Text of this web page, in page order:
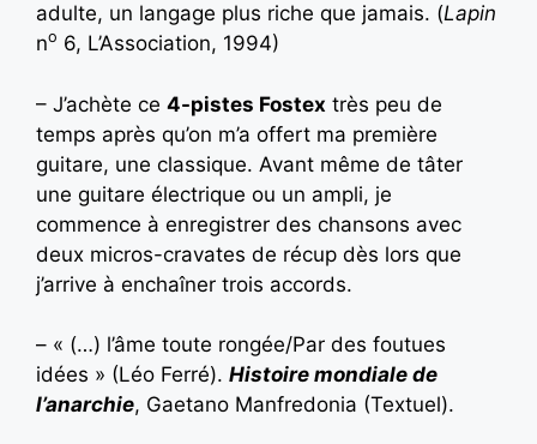
adulte, un langage plus riche que jamais. (Lapin
no 6, L’Association, 1994)
– J’achète ce 4-pistes Fostex très peu de
temps après qu’on m’a offert ma première
guitare, une classique. Avant même de tâter
une guitare électrique ou un ampli, je
commence à enregistrer des chansons avec
deux micros-cravates de récup dès lors que
j’arrive à enchaîner trois accords.
– « (…) l’âme toute rongée/Par des foutues
idées » (Léo Ferré). Histoire mondiale de
l’anarchie, Gaetano Manfredonia (Textuel).